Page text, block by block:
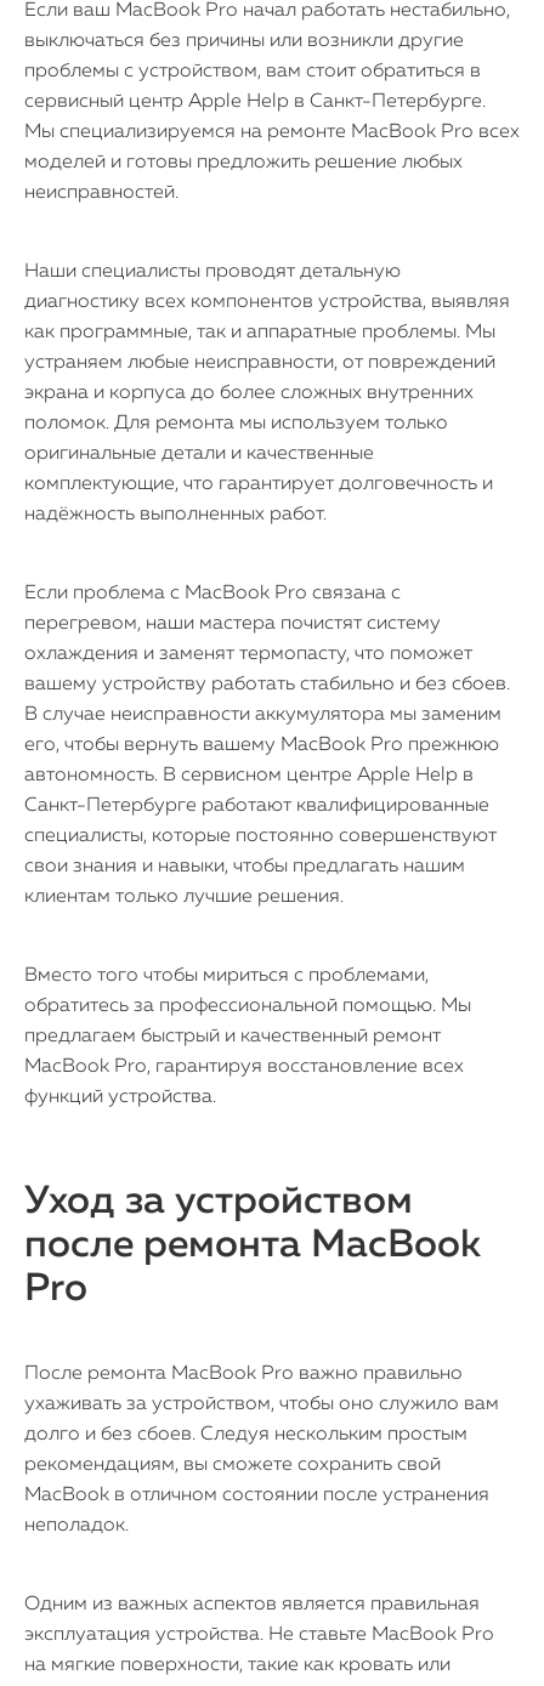
Если ваш MacBook Pro начал работать нестабильно,
выключаться без причины или возникли другие
проблемы с устройством, вам стоит обратиться в
сервисный центр Apple Help в Санкт-Петербурге.
Мы специализируемся на ремонте MacBook Pro всех
моделей и готовы предложить решение любых
неисправностей.
Наши специалисты проводят детальную
диагностику всех компонентов устройства, выявляя
как программные, так и аппаратные проблемы. Мы
устраняем любые неисправности, от повреждений
экрана и корпуса до более сложных внутренних
поломок. Для ремонта мы используем только
оригинальные детали и качественные
комплектующие, что гарантирует долговечность и
надёжность выполненных работ.
Если проблема с MacBook Pro связана с
перегревом, наши мастера почистят систему
охлаждения и заменят термопасту, что поможет
вашему устройству работать стабильно и без сбоев.
В случае неисправности аккумулятора мы заменим
его, чтобы вернуть вашему MacBook Pro прежнюю
автономность. В сервисном центре Apple Help в
Санкт-Петербурге работают квалифицированные
специалисты, которые постоянно совершенствуют
свои знания и навыки, чтобы предлагать нашим
клиентам только лучшие решения.
Вместо того чтобы мириться с проблемами,
обратитесь за профессиональной помощью. Мы
предлагаем быстрый и качественный ремонт
MacBook Pro, гарантируя восстановление всех
функций устройства.
Уход за устройством
после ремонта MacBook
Pro
После ремонта MacBook Pro важно правильно
ухаживать за устройством, чтобы оно служило вам
долго и без сбоев. Следуя нескольким простым
рекомендациям, вы сможете сохранить свой
MacBook в отличном состоянии после устранения
неполадок.
Одним из важных аспектов является правильная
эксплуатация устройства. Не ставьте MacBook Pro
на мягкие поверхности, такие как кровать или